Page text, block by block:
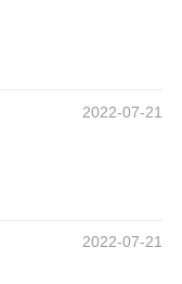
2022-07-21
2022-07-21